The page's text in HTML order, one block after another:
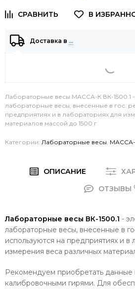
Доставка в …
Лабораторные весы МАССА-К ВК-1500.1
лабораторные весы, внесенные в гос.
предприятиях и в лабораториях для
материалов массой до 1500 г.
Категории: Лабораторные весы,
ОПИСАНИЕ
ОТЗЫВЫ
Лабораторные весы ВК-1500.1 -
лабораторные весы, внесенные в
используются на предприятиях и в
измерения веса различных
Рекомендуем приобретать данные
калибровочными гирями. Для